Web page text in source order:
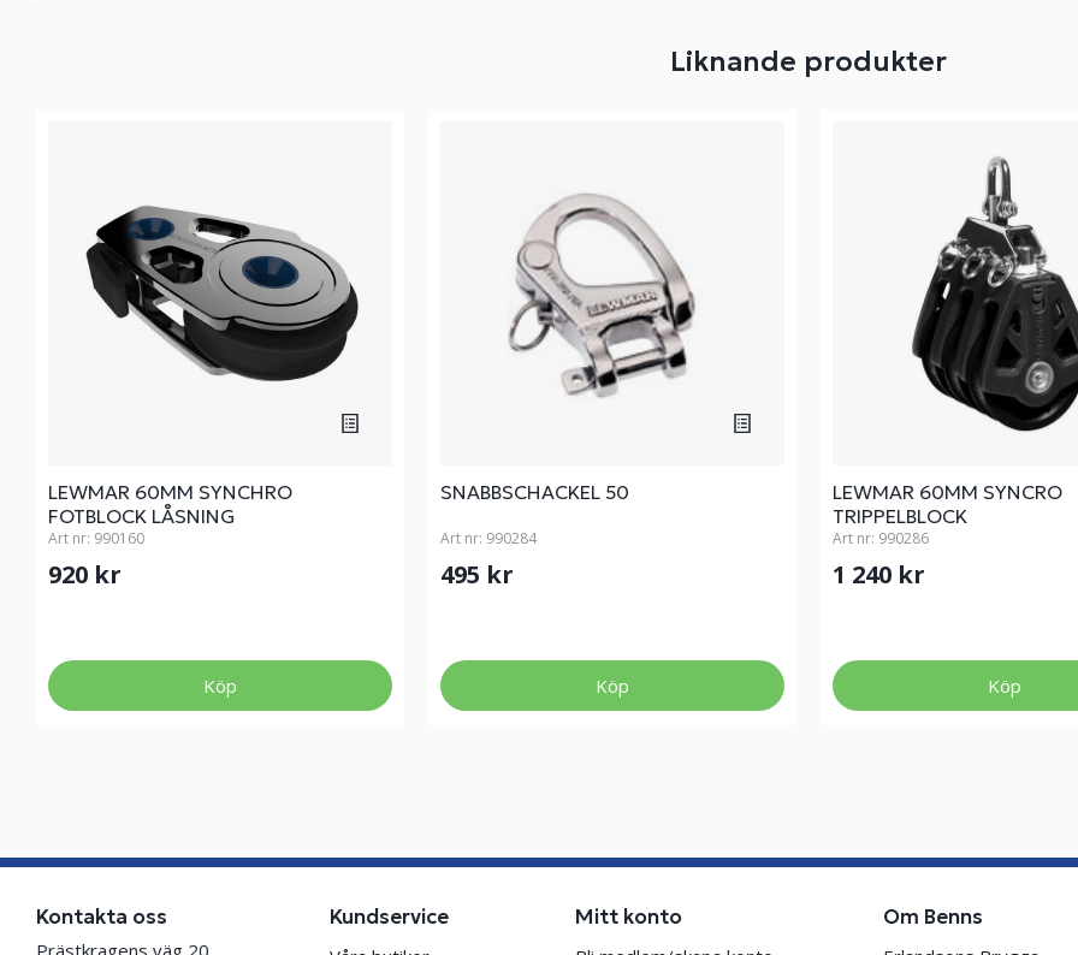
Liknande produkter
LEWMAR 60MM SYNCHRO
FOTBLOCK LÅSNING
Art nr: 990160
920 kr
Köp
SNABBSCHACKEL 50
Art nr: 990284
495 kr
Köp
LEWMAR 60MM SYNCRO
TRIPPELBLOCK
Art nr: 990286
1 240 kr
Köp
Kontakta oss
Prästkragens väg 20
Kundservice Mitt konto Om Benns